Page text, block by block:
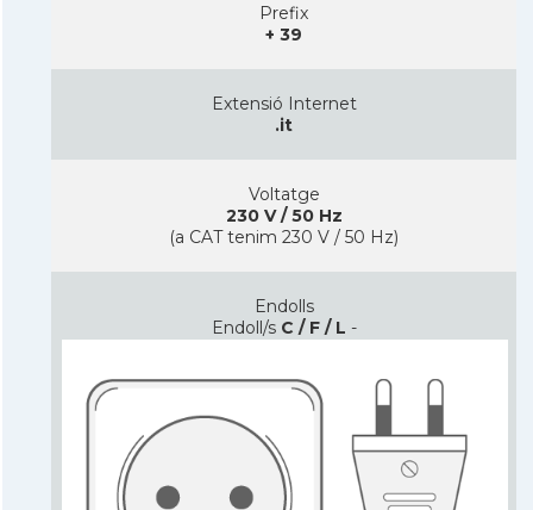
Prefix
+ 39
Extensió Internet
.it
Voltatge
230 V / 50 Hz
(a CAT tenim 230 V / 50 Hz)
Endolls
Endoll/s C / F / L -